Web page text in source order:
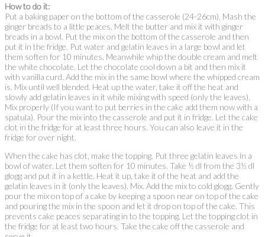
How to do it:
Put a baking paper on the bottom of the casserole (24-26cm). Mash the
ginger breads to a little peaces. Melt the butter and mix it with ginger
breads in a bowl. Put the mix on the bottom of the casserole and then
put it in the fridge. Put water and gelatin leaves in a large bowl and let
them soften for 10 minutes. Meanwhile whip the double cream and melt
the white chocolate. Let the chocolate cool down a bit and then mix it
with vanilla curd. Add the mix in the same bowl where the whipped cream
is. Mix until well blended. Heat up the water, take it off the heat and
slowly add gelatin leaves in it while mixing with speed (only the leaves).
Mix properly (If you want to put berries in the cake add them now with a
spatula). Pour the mix into the casserole and put it in fridge. Let the cake
clot in the fridge for at least three hours. You can also leave it in the
fridge for over night.
When the cake has clot, make the topping. Put three gelatin leaves in a
bowl of water. Let them soften for 10 minutes. Take ½ dl from the 3½ dl
glogg and put it in a kettle. Heat it up, take it of the heat and add the
gelatin leaves in it (only the leaves). Mix. Add the mix to cold glogg. Gently
pour the mix on top of a cake by keeping a spoon near on top of the cake
and pouring the mix in the spoon and let it drop on top of the cake. This
prevents cake peaces separating in to the topping. Let the topping clot in
the fridge for at least two hours. Take the cake off the casserole and